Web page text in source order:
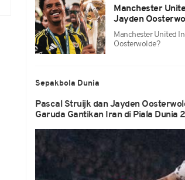
Manchester
Jayden
Manchester United
Oosterwolde?
Sepakbola Dunia
Pascal Struijk dan Jayden
Garuda Gantikan Iran di Piala Dunia